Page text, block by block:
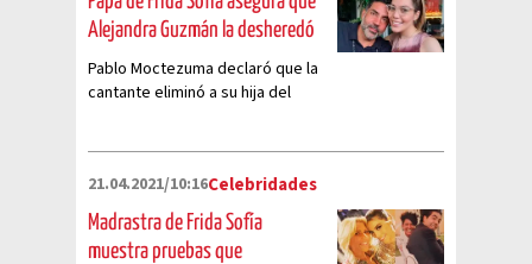
Alejandra Guzmán la desheredó
Pablo Moctezuma declaró que la
cantante eliminó a su hija del
21.04.2021/10:16Celebridades
Madrastra de Frida Sofía
muestra pruebas que